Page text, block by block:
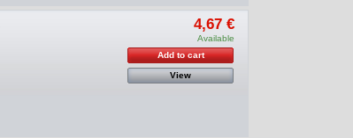
4,67 €
Available
Add to cart
View